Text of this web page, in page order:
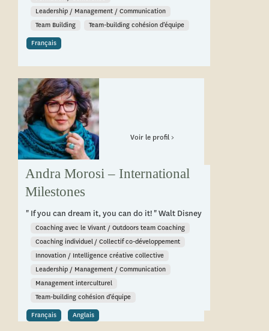
Leadership / Management / Communication
Team Building
Team-building cohésion d’équipe
Français
Andra Morosi – International
Milestones
" If you can dream it, you can do it! " Walt Disney
Coaching avec le Vivant / Outdoors team Coaching
Coaching individuel / Collectif co-développement
Innovation / Intelligence créative collective
Leadership / Management / Communication
Management interculturel
Team-building cohésion d’équipe
Anglais
Français
Voir le profil >